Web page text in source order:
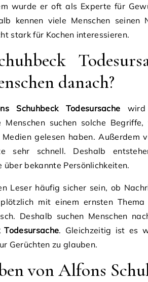
wurde er oft als Experte für
kennen viele Menschen
stark für Kochen interessieren.
danach?
Schuhbeck Todesursache wird
Menschen suchen solche
gelesen haben. Außerdem
sehr schnell. Deshalb
über bekannte Persönlichkeiten.
Leser häufig sicher sein, ob
mit einem ernsten
Deshalb suchen Menschen
. Gleichzeitig ist es
Gerüchten zu glauben.
von Alfons